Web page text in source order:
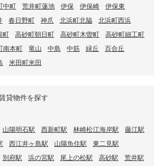
中町 荒井町蓮池 伊保 伊保崎
伊保東
春日野町 神爪 北浜町北脇
北浜町西浜
町 高砂町朝日町 高砂町木曽町
高砂町細工町
南本町 竜山 中島 中筋 緑丘
百合丘
米田町米田
貸物件を探す
山陽明石駅 西新町駅 林崎松江海岸駅
藤江駅
西江井ヶ島駅 山陽魚住駅
東二見駅
別府駅 浜の宮駅 尾上の松駅 高砂駅
荒井駅